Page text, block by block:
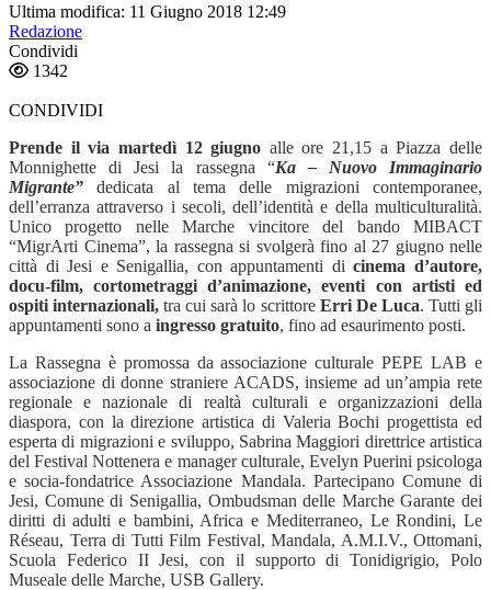
Ultima modifica: 11 Giugno 2018 12:49
Redazione
Condividi
1342
CONDIVIDI
Prende il via martedì 12 giugno alle ore 21,15 a Piazza delle
Monnighette di Jesi la rassegna
“Ka – Nuovo Immaginario
Migrante” dedicata al tema delle migrazioni contemporanee,
dell’erranza attraverso i secoli, dell’identità e della multiculturalità.
Unico progetto nelle Marche vincitore del bando MIBACT
“MigrArti Cinema”, la rassegna si svolgerà fino al 27 giugno nelle
città di Jesi e Senigallia, con appuntamenti dicinema d’autore,
docu-film, cortometraggi d’animazione, eventi con artisti ed
ospiti internazionali,tra cui sarà lo scrittore Erri De Luca. Tutti gli
appuntamenti sono a ingresso gratuito, fino ad esaurimento posti.
La Rassegna è promossa da associazione culturale PEPE LAB e
associazione di donne straniere ACADS, insieme ad un’ampia rete
regionale e nazionale di realtà culturali e organizzazioni della
diaspora, con la direzione artistica di Valeria Bochi progettista ed
esperta di migrazioni e sviluppo, Sabrina Maggiori direttrice artistica
del Festival Nottenera e manager culturale, Evelyn Puerini psicologa
e socia-fondatrice Associazione Mandala. Partecipano Comune di
Jesi, Comune di Senigallia, Ombudsman delle Marche Garante dei
diritti di adulti e bambini, Africa e Mediterraneo, Le Rondini, Le
Réseau, Terra di Tutti Film Festival, Mandala, A.M.I.V., Ottomani,
Scuola Federico II Jesi, con il supporto di Tonidigrigio, Polo
Museale delle Marche, USB Gallery.